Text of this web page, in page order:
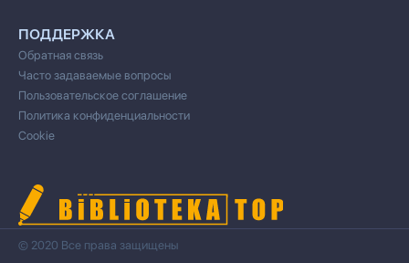
ПОДДЕРЖКА
Обратная связь
Часто задаваемые вопросы
Пользовательское соглашение
Политика конфиденциальности
Cookie
© 2020 Все права защищены